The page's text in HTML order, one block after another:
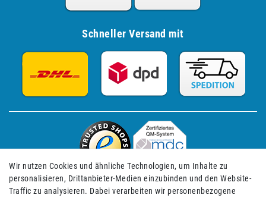
Schneller Versand mit
Wir nutzen Cookies und ähnliche Technologien, um Inhalte zu
personalisieren, Drittanbieter-Medien einzubinden und den Website-
Traffic zu analysieren. Dabei verarbeiten wir personenbezogene